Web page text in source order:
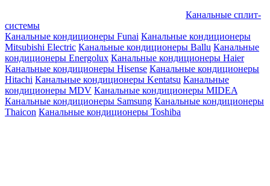
Канальные сплит-
системы
Канальные кондиционеры Funai Канальные кондиционеры
Mitsubishi Electric Канальные кондиционеры Ballu Канальные
кондиционеры Energolux Канальные кондиционеры Haier
Канальные кондиционеры Hisense Канальные кондиционеры
Hitachi Канальные кондиционеры Kentatsu Канальные
кондиционеры MDV Канальные кондиционеры MIDEA
Канальные кондиционеры Samsung Канальные кондиционеры
Thaicon Канальные кондиционеры Toshiba